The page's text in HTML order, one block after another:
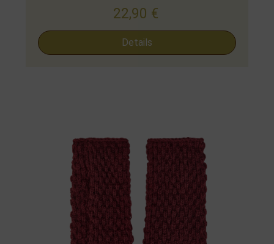
22,90 €
Details